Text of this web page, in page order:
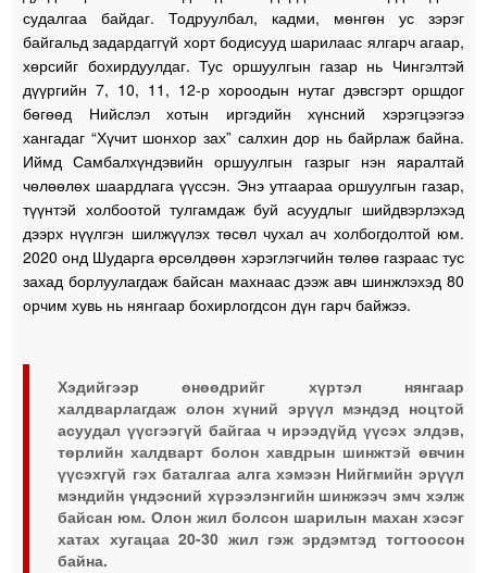
судалгаа байдаг. Тодруулбал, кадми, мөнгөн ус зэрэг
байгальд задардаггүй хорт бодисууд шарилаас ялгарч агаар,
хөрсийг бохирдуулдаг. Тус оршуулгын газар нь Чингэлтэй
дүүргийн 7, 10, 11, 12-р хороодын нутаг дэвсгэрт оршдог
бөгөөд Нийслэл хотын иргэдийн хүнсний хэрэгцээгээ
хангадаг “Хүчит шонхор зах” салхин дор нь байрлаж байна.
Иймд Самбалхүндэвийн оршуулгын газрыг нэн яаралтай
чөлөөлөх шаардлага үүссэн. Энэ утгаараа оршуулгын газар,
түүнтэй холбоотой тулгамдаж буй асуудлыг шийдвэрлэхэд
дээрх нүүлгэн шилжүүлэх төсөл чухал ач холбогдолтой юм.
2020 онд Шударга өрсөлдөөн хэрэглэгчийн төлөө газраас тус
захад борлуулагдаж байсан махнаас дээж авч шинжлэхэд 80
орчим хувь нь нянгаар бохирлогдсон дүн гарч байжээ.
Хэдийгээр өнөөдрийг хүртэл нянгаар
халдварлагдаж олон хүний эрүүл мэндэд ноцтой
асуудал үүсгээгүй байгаа ч ирээдүйд үүсэх элдэв,
төрлийн халдварт болон хавдрын шинжтэй өвчин
үүсэхгүй гэх баталгаа алга хэмээн Нийгмийн эрүүл
мэндийн үндэсний хүрээлэнгийн шинжээч эмч хэлж
байсан юм. Олон жил болсон шарилын махан хэсэг
хатах хугацаа 20-30 жил гэж эрдэмтэд тогтоосон
байна.